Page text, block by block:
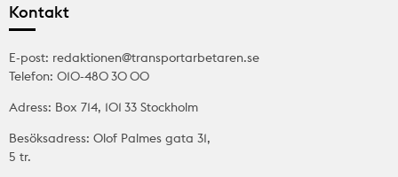
Kontakt
E-post: redaktionen@transportarbetaren.se
Telefon: 010-480 30 00
Adress: Box 714, 101 33 Stockholm
Besöksadress: Olof Palmes gata 31,
5 tr.